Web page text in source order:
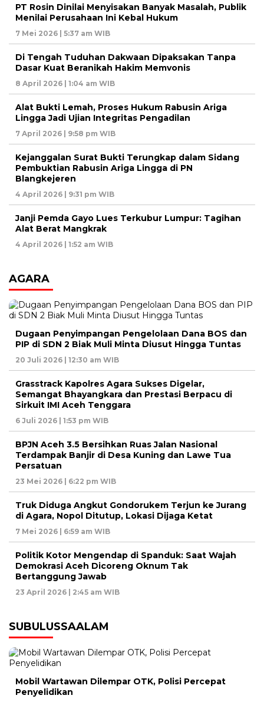
PT Rosin Dinilai Menyisakan Banyak Masalah, Publik
Menilai Perusahaan Ini Kebal Hukum
7 Mei 2026 | 5:37 am WIB
Di Tengah Tuduhan Dakwaan Dipaksakan Tanpa
Dasar Kuat Beranikah Hakim Memvonis
8 April 2026 | 1:04 am WIB
Alat Bukti Lemah, Proses Hukum Rabusin Ariga
Lingga Jadi Ujian Integritas Pengadilan
7 April 2026 | 9:58 pm WIB
Kejanggalan Surat Bukti Terungkap dalam Sidang
Pembuktian Rabusin Ariga Lingga di PN
Blangkejeren
4 April 2026 | 9:31 pm WIB
Janji Pemda Gayo Lues Terkubur Lumpur: Tagihan
Alat Berat Mangkrak
4 April 2026 | 1:52 am WIB
AGARA
Dugaan Penyimpangan Pengelolaan Dana BOS dan
PIP di SDN 2 Biak Muli Minta Diusut Hingga Tuntas
20 Juli 2026 | 12:30 am WIB
Grasstrack Kapolres Agara Sukses Digelar,
Semangat Bhayangkara dan Prestasi Berpacu di
Sirkuit IMI Aceh Tenggara
6 Juli 2026 | 1:53 pm WIB
BPJN Aceh 3.5 Bersihkan Ruas Jalan Nasional
Terdampak Banjir di Desa Kuning dan Lawe Tua
Persatuan
23 Mei 2026 | 6:22 pm WIB
Truk Diduga Angkut Gondorukem Terjun ke Jurang
di Agara, Nopol Ditutup, Lokasi Dijaga Ketat
7 Mei 2026 | 6:59 am WIB
Politik Kotor Mengendap di Spanduk: Saat Wajah
Demokrasi Aceh Dicoreng Oknum Tak
Bertanggung Jawab
23 April 2026 | 2:45 am WIB
SUBULUSSAALAM
Mobil Wartawan Dilempar OTK, Polisi Percepat
Penyelidikan